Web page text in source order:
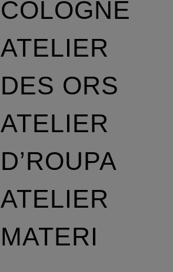
COLOGNE
ATELIER
DES ORS
ATELIER
D’ROUPA
ATELIER
MATERI